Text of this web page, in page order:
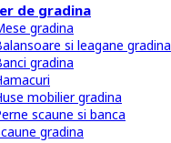
de gradina
gradina
si leagane gradina
gradina
mobilier gradina
scaune si banca
gradina